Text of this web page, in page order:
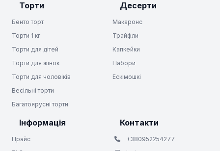
Торти
Бенто торт
Торти 1 кг
Торти для дітей
Торти для жінок
Торти для чоловіків
Весільні торти
Багатоярусні торти
Десерти
Макаронс
Трайфли
Капкейки
Набори
Ескімошкі
Інформація
Прайс
Контакти
+380952254277